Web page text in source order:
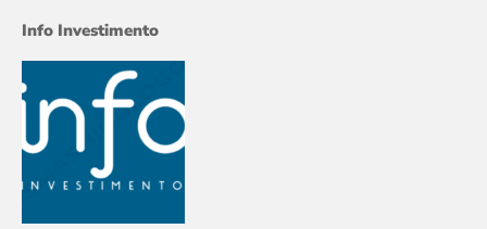
Info Investimento